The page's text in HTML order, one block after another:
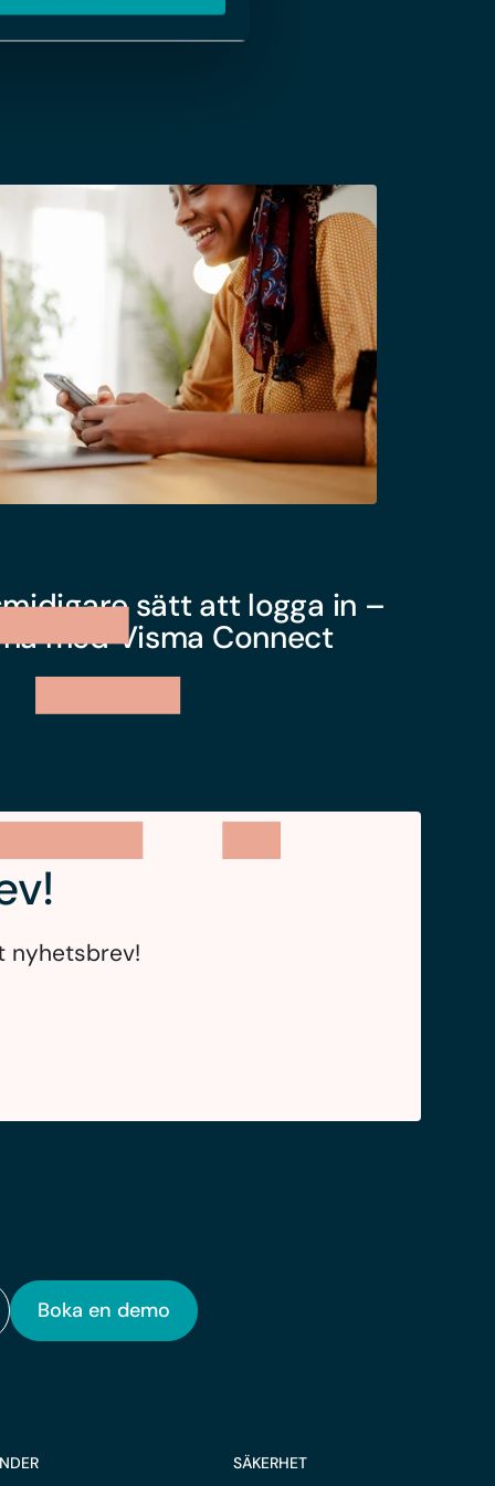
Google, OneLogin m.fl.)
och lösenord, med ökad säkerhet.
sätt att logga in –
med Visma Connect
nyhetsbrev!
Boka en demo
SÄKERHET